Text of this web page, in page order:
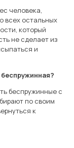
человека,
всех остальных
который
не сделает из
и
беспружинные с
по своим
к